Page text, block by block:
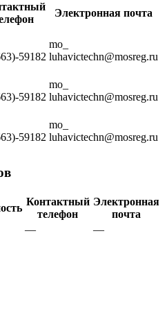
Электронная почта
59182
mo_​
luhavictechn@mosreg.ru
59182
mo_​
luhavictechn@mosreg.ru
59182
mo_​
luhavictechn@mosreg.ru
Контактный
телефон
Электронная
почта
— —